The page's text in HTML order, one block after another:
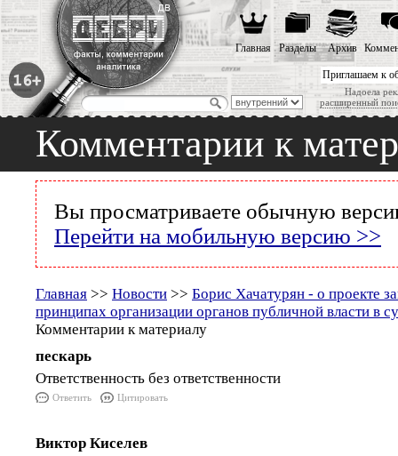
Приглашаем к
Надоела
расширенный
Главная Разделы Архив
Комментарии к
Вы просматриваете обычную
Перейти на мобильную версию >>
Главная >> Новости >> Борис Хачатурян - о проекте
принципах организации органов публичной власти в
Комментарии к материалу
пескарь
Ответственность без ответственности
Ответить Цитировать
Виктор Киселев